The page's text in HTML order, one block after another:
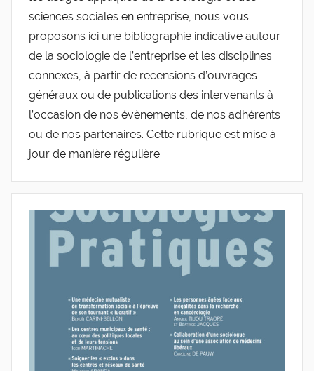
de
l'Entreprise
sciences sociales en entreprise, nous vous
proposons ici une bibliographie indicative autour
de la sociologie de l’entreprise et les disciplines
connexes, à partir de recensions d’ouvrages
généraux ou de publications des intervenants à
l’occasion de nos évènements, de nos adhérents
ou de nos partenaires. Cette rubrique est mise à
jour de manière régulière.